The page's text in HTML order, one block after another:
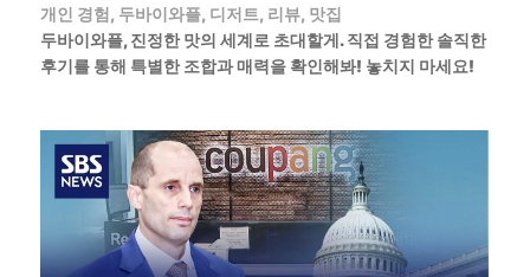
개인 경험, 두바이와플, 디저트, 리뷰, 맛집
두바이와플, 진정한 맛의 세계로 초대할게. 직접 경험한 솔직한
후기를 통해 특별한 조합과 매력을 확인해봐! 놓치지 마세요!